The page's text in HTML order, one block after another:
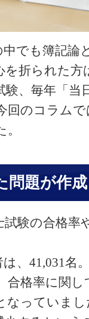
でも簿記論
を折られた
験、毎年「当
回のコラム
問題が作
試験の合格
、41,031名
合格率に関し
なっていま